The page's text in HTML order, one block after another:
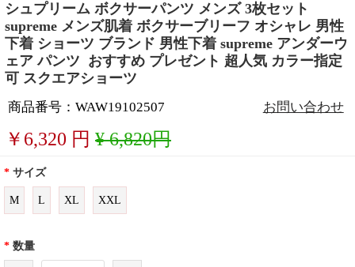
シュプリーム ボクサーパンツ メンズ 3枚セット
supreme メンズ肌着 ボクサーブリーフ オシャレ 男性
下着 ショーツ ブランド 男性下着 supreme アンダーウ
ェア パンツ おすすめ プレゼント 超人気 カラー指定
可 スクエアショーツ
商品番号：WAW19102507 お問い合わせ
￥ 6,320 円 ¥ 6,820円
* サイズ
M L XL XXL
* 数量